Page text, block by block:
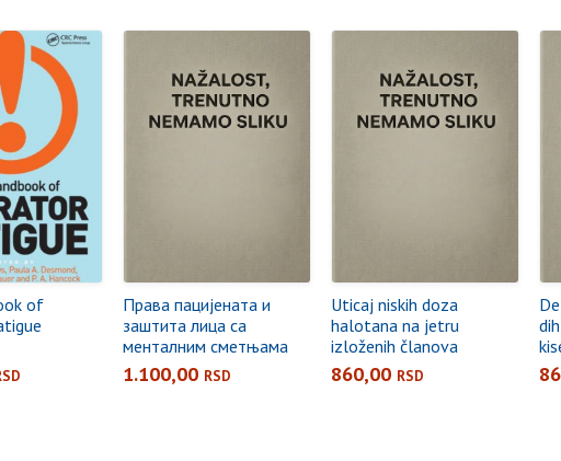
of
Права пацијената и
заштита лица са
менталним сметњама
1.100,00 RSD
Uticaj niskih doza
halotana na jetru
izloženih članova
hirurškog tima
860,00 RSD